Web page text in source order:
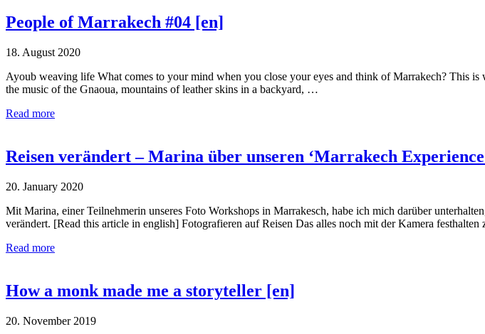
People of Marrakech #04 [en]
18. August 2020
Ayoub weaving life What comes to your mind when you close your eyes and think of Marrakech? This
the music of the Gnaoua, mountains of leather skins in a backyard, …
Read more
Reisen verändert – Marina über unseren ‘Marrakech
20. January 2020
Mit Marina, einer Teilnehmerin unseres Foto Workshops in Marrakesch, habe ich mich darüber
verändert. [Read this article in english] Fotografieren auf Reisen Das alles noch mit der Kamera
Read more
How a monk made me a storyteller [en]
20. November 2019